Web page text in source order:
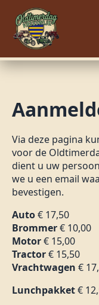
Via deze pagina
voor de
dient u uw
we u een email
bevestigen.
Auto€ 17,50
Brommer€ 10,00
Motor€ 15,00
Tractor€ 15,50
Vrachtwagen €
Lunchpakket€